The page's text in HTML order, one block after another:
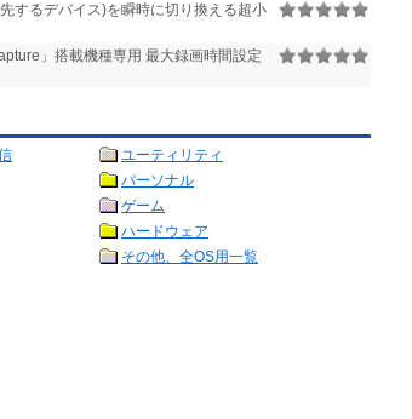
するデバイス)を瞬時に切り換える超小
」搭載機種専用 最大録画時間設定
ユーティリティ
パーソナル
ゲーム
ハードウェア
その他、全OS用一覧